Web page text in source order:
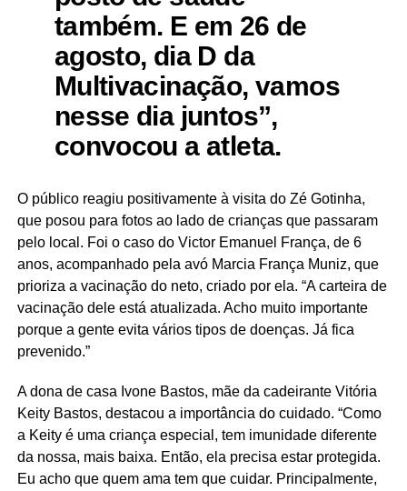
também. E em 26 de
agosto, dia D da
Multivacinação, vamos
nesse dia juntos”,
convocou a atleta.
O público reagiu positivamente à visita do Zé Gotinha,
que posou para fotos ao lado de crianças que passaram
pelo local. Foi o caso do Victor Emanuel França, de 6
anos, acompanhado pela avó Marcia França Muniz, que
prioriza a vacinação do neto, criado por ela. “A carteira de
vacinação dele está atualizada. Acho muito importante
porque a gente evita vários tipos de doenças. Já fica
prevenido.”
A dona de casa Ivone Bastos, mãe da cadeirante Vitória
Keity Bastos, destacou a importância do cuidado. “Como
a Keity é uma criança especial, tem imunidade diferente
da nossa, mais baixa. Então, ela precisa estar protegida.
Eu acho que quem ama tem que cuidar. Principalmente,